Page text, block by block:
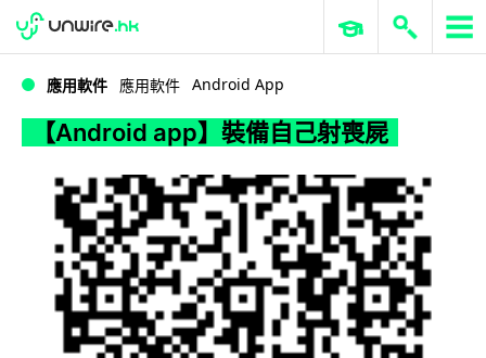
【Android app】裝備自己射喪屍
WWDC 2026 ERP 與商業 AI
應用軟件 應用軟件 Android App
【Android app】裝備自己射喪屍